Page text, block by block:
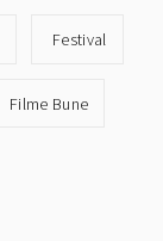
Festival
Filme Bune